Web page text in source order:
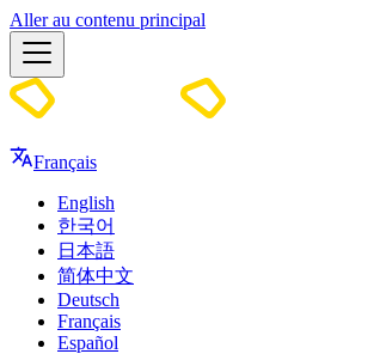
Aller au contenu principal
Français
English
한국어
日本語
简体中文
Deutsch
Français
Español